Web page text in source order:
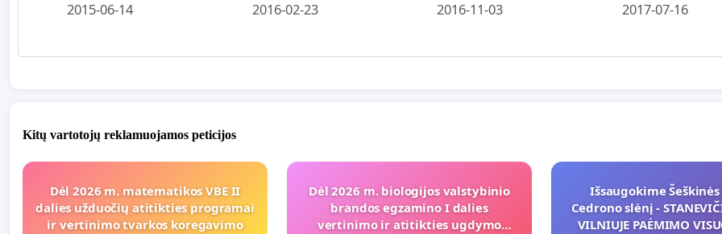
2015-06-14 2016-02-23 2016-11-03 2017-07-16
Kitų vartotojų reklamuojamos peticijos
Dėl 2026 m. matematikos VBE II
dalies užduočių atitikties programai
ir vertinimo tvarkos koregavimo
Dėl 2026 m. biologijos valstybinio
brandos egzamino I dalies
vertinimo ir atitikties ugdymo
Išsaugokime
Cedrono slėnį -
VILNIUJE PAĖMIMO